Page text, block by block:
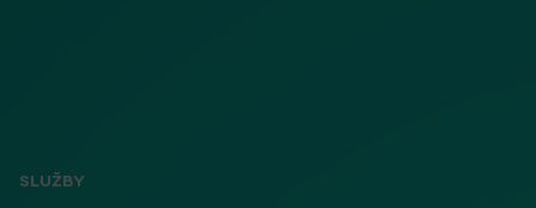
SLUŽBY